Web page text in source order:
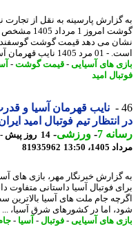
پارسینه به نقل از تجارت
گوشت امروز 1 مرداد
می دهد قیمت گوشت گوسفند و
نایب قهرمان آسیا ...
های آسیایی-قیمت گوشت-آسیا -
امید
نایب قهرمان آسیا و قدرت
تیم فوتبال امید ایران!
7
-ورزشی-
13:50
81935962
خبرنگار مهر، بازی های
فوتبال آسیا داستانی متفاوت
جام ملت های آسیا بالاترین
اما در کشورهای شرق آسیا، ...
های آسیایی-فوتبال-آسیا -جام